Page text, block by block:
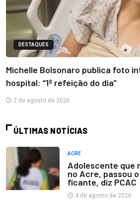
DESTAQUES
Michelle Bolsonaro publica foto
hospital: “1ª refeição do dia”
2 de agosto de 2026
ÚLTIMAS NOTÍCIAS
ACRE
Adolescente que
no Acre, passou
ficante, diz PCAC
4 de agosto de 2026